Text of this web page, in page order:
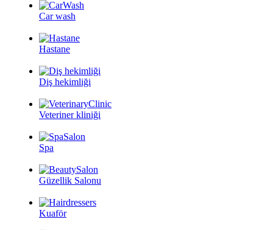
Car wash
Hastane
Diş hekimliği
Veteriner kliniği
Spa
Güzellik Salonu
Kuaför